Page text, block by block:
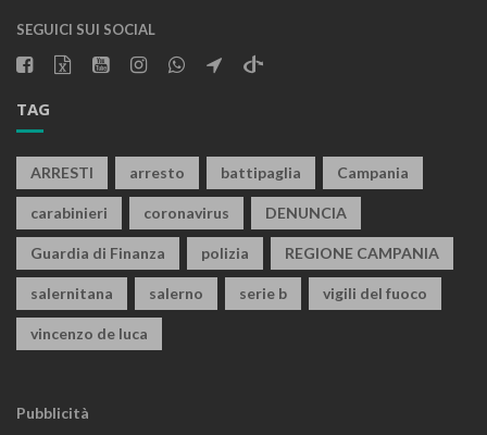
SEGUICI SUI SOCIAL
TAG
ARRESTI arresto battipaglia Campania
carabinieri coronavirus DENUNCIA
Guardia di Finanza polizia REGIONE CAMPANIA
salernitana salerno serie b vigili del fuoco
vincenzo de luca
Pubblicità